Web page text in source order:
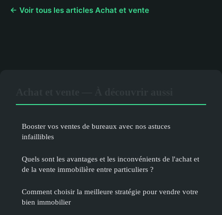
← Voir tous les articles Achat et vente
Booster vos ventes de bureaux avec nos astuces
infaillibles
Quels sont les avantages et les inconvénients de l'achat et
de la vente immobilière entre particuliers ?
Comment choisir la meilleure stratégie pour vendre votre
bien immobilier